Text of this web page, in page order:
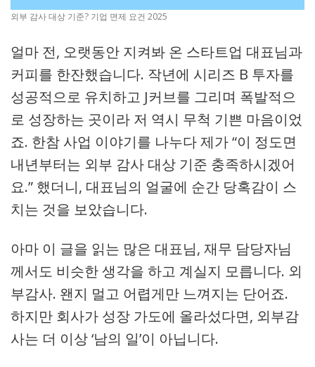
외부 감사 대상 기준? 기업 면제 요건 2025
얼마 전, 오랫동안 지켜봐 온 스타트업 대표님과
커피를 한잔했습니다. 작년에 시리즈 B 투자를
성공적으로 유치하고 J커브를 그리며 폭발적으
로 성장하는 곳이라 저 역시 무척 기쁜 마음이었
죠. 한참 사업 이야기를 나누다 제가 “이 정도면
내년부터는 외부 감사 대상 기준 충족하시겠어
요.” 했더니, 대표님의 얼굴에 순간 당혹감이 스
치는 것을 보았습니다.
아마 이 글을 읽는 많은 대표님, 재무 담당자님
께서도 비슷한 생각을 하고 계실지 모릅니다. 외
부감사. 왠지 멀고 어렵게만 느껴지는 단어죠.
하지만 회사가 성장 가도에 올라섰다면, 외부감
사는 더 이상 ‘남의 일’이 아닙니다.